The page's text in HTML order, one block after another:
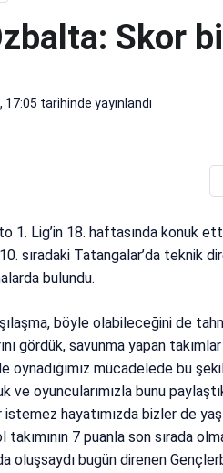
Skor
17:05 tarihinde yayınlandı
1. Lig’in 18. haftasında konuk
sıradaki Tatangalar’da teknik
bulundu.
böyle olabileceğini de
gördük, savunma yapan
oynadığımız mücadelede bu
ve oyuncularımızla bunu
hayatımızda bizler de
7 puanla son sırada
oluşsaydı bugün direnen